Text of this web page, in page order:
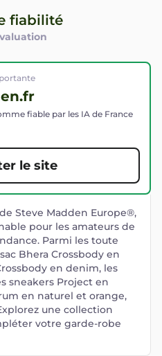
fiabilité
fiable par les IA de France
le site
Steve Madden Europe®,
pour les amateurs de
Parmi les toute
Bhera Crossbody en
en denim, les
sneakers Project en
en naturel et orange,
une collection
votre garde-robe